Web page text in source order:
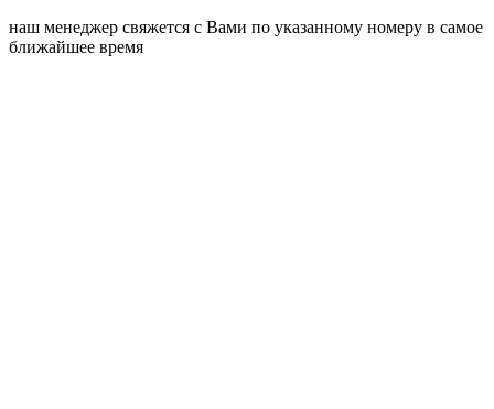
наш менеджер свяжется с Вами по указанному номеру в самое
ближайшее время